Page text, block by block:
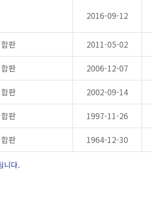
2016-09-12
판 2011-05-02
판 2006-12-07
판 2002-09-14
판 1997-11-26
판 1964-12-30
니다.